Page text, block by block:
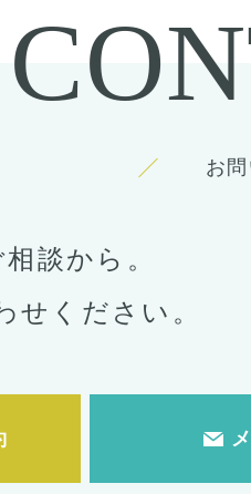
お
談から。
せください。